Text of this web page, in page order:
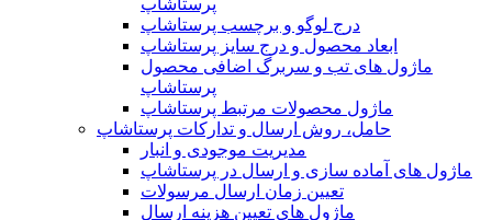
درج لوگو و برچسب پرستاشاپ
ابعاد محصول و درج سایز پرستاشاپ
ماژول های تب و سربرگ اضافی محصول
پرستاشاپ
ماژول محصولات مرتبط پرستاشاپ
حامل، روش ارسال و تدارکات پرستاشاپ
مدیریت موجودی و انبار
ماژول های آماده سازی و ارسال در پرستاشاپ
تعیین زمان ارسال مرسولات
ماژول های تعیین هزینه ارسال